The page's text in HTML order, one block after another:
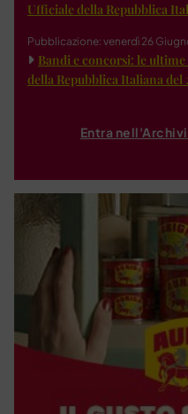
Ufficiale della Repubblica
Pubblicazione: venerdì 26
Bandi e concorsi: le
della Repubblica Italiana del
Entra